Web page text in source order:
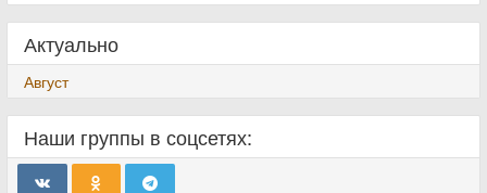
Актуально
Август
Наши группы в соцсетях: